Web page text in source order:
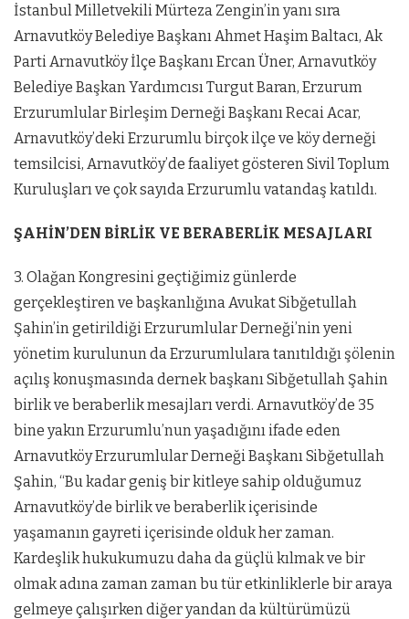
İstanbul Milletvekili Mürteza Zengin’in yanı sıra
Arnavutköy Belediye Başkanı Ahmet Haşim Baltacı, Ak
Parti Arnavutköy İlçe Başkanı Ercan Üner, Arnavutköy
Belediye Başkan Yardımcısı Turgut Baran, Erzurum
Erzurumlular Birleşim Derneği Başkanı Recai Acar,
Arnavutköy’deki Erzurumlu birçok ilçe ve köy derneği
temsilcisi, Arnavutköy’de faaliyet gösteren Sivil Toplum
Kuruluşları ve çok sayıda Erzurumlu vatandaş katıldı.
ŞAHİN’DEN BİRLİK VE BERABERLİK MESAJLARI
3. Olağan Kongresini geçtiğimiz günlerde
gerçekleştiren ve başkanlığına Avukat Sibğetullah
Şahin’in getirildiği Erzurumlular Derneği’nin yeni
yönetim kurulunun da Erzurumlulara tanıtıldığı şölenin
açılış konuşmasında dernek başkanı Sibğetullah Şahin
birlik ve beraberlik mesajları verdi. Arnavutköy’de 35
bine yakın Erzurumlu’nun yaşadığını ifade eden
Arnavutköy Erzurumlular Derneği Başkanı Sibğetullah
Şahin, “Bu kadar geniş bir kitleye sahip olduğumuz
Arnavutköy’de birlik ve beraberlik içerisinde
yaşamanın gayreti içerisinde olduk her zaman.
Kardeşlik hukukumuzu daha da güçlü kılmak ve bir
olmak adına zaman zaman bu tür etkinliklerle bir araya
gelmeye çalışırken diğer yandan da kültürümüzü